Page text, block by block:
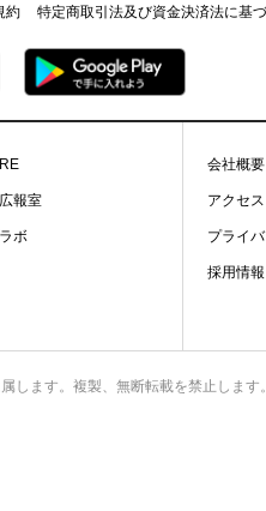
約 特定商取引法及び資金決済法に基
報室
ボ
会社概要
アクセス
プライ
採用情報
します。複製、無断転載を禁止します。